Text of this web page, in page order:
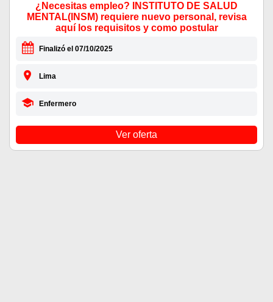
¿Necesitas empleo? INSTITUTO DE SALUD
MENTAL(INSM) requiere nuevo personal, revisa
aquí los requisitos y como postular
Finalizó el 07/10/2025
Lima
Enfermero
Ver oferta